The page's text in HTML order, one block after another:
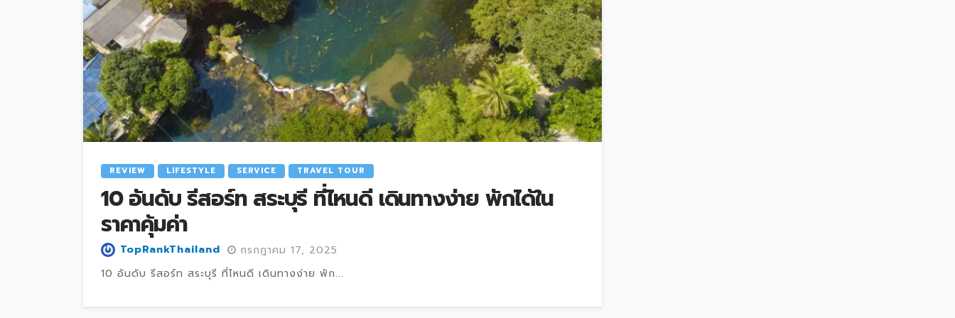
REVIEW LIFESTYLE SERVICE TRAVEL TOUR
10 อันดับ รีสอร์ท สระบุรี ที่ไหนดี เดินทางง่าย พักได้ใน
ราคาคุ้มค่า
TopRankThailand
กรกฎาคม 17, 2025
10 อันดับ รีสอร์ท สระบุรี ที่ไหนดี เดินทางง่าย พัก...